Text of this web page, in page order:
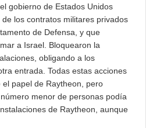
gobierno de Estados Unidos
los contratos militares privados
de Defensa, y que
a Israel. Bloquearon la
obligando a los
entrada. Todas estas acciones
papel de Raytheon, pero
menor de personas podía
de Raytheon, aunque